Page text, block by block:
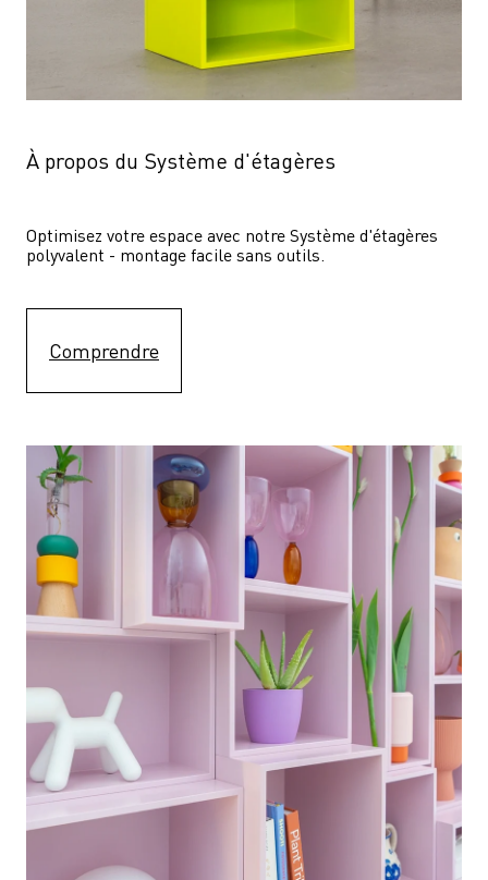
À propos du Système d'étagères
Optimisez votre espace avec notre Système d'étagères
polyvalent - montage facile sans outils.
Comprendre